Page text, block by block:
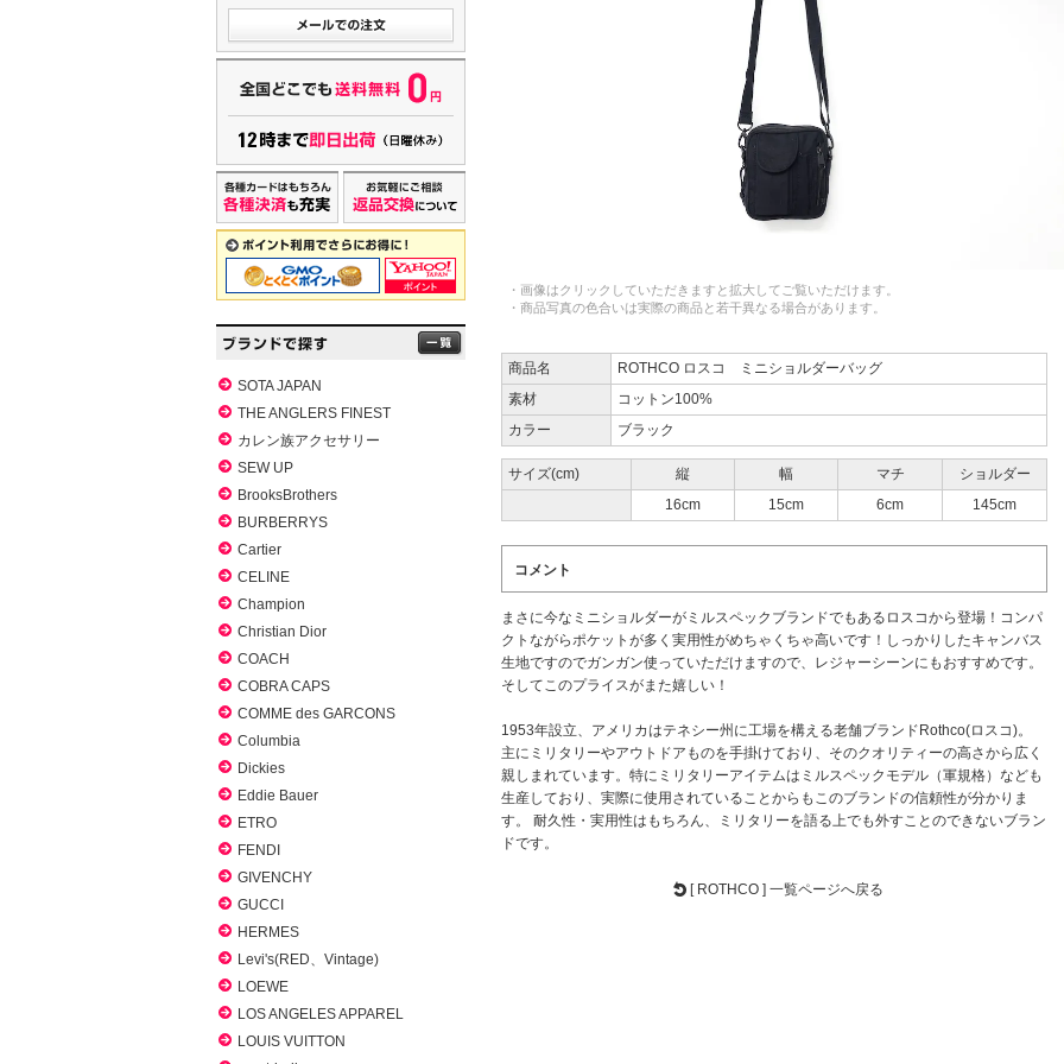
SOTA JAPAN
THE ANGLERS FINEST
カレン族アクセサリー
SEW UP
BrooksBrothers
BURBERRYS
Cartier
CELINE
Champion
Christian Dior
COACH
COBRA CAPS
COMME des GARCONS
Columbia
Dickies
Eddie Bauer
ETRO
FENDI
GIVENCHY
GUCCI
HERMES
Levi's(RED、Vintage)
LOEWE
LOS ANGELES APPAREL
LOUIS VUITTON
・画像はクリックしていただきますと拡大してご覧いただけます。
・商品写真の色合いは実際の商品と若干異なる場合があります。
商品名 ROTHCO ロスコ
ミニショルダーバッグ
素材
コットン100%
カラー
ブラック
サイズ(cm) 縦 幅 マチ
ショルダー
16cm
15cm 6cm 145cm
コメント
まさに今なミニショルダーがミルスペックブランドでもあるロスコから登場！コンパ
クトながらポケットが多く実用性がめちゃくちゃ高いです！しっかりしたキャンバス
生地ですのでガンガン使っていただけますので、レジャーシーンにもおすすめです。
そしてこのプライスがまた嬉しい！
1953年設立、アメリカはテネシー州に工場を構える老舗ブランドRothco(ロスコ)。
主にミリタリーやアウトドアものを手掛けており、そのクオリティーの高さから広く
親しまれています。特にミリタリーアイテムはミルスペックモデル（軍規格）なども
生産しており、実際に使用されていることからもこのブランドの信頼性が分かりま
す。 耐久性・実用性はもちろん、ミリタリーを語る上でも外すことのできないブラン
ドです。
[ ROTHCO ] 一覧ページへ戻る